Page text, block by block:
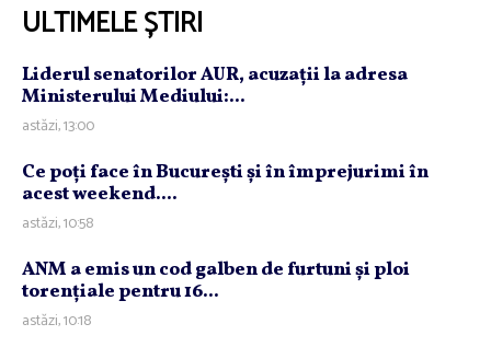
ULTIMELE ȘTIRI
Liderul senatorilor AUR, acuzaţii la adresa
Ministerului Mediului:...
astăzi, 13:00
Ce poţi face în Bucureşti şi în împrejurimi în
acest weekend....
astăzi, 10:58
ANM a emis un cod galben de furtuni şi ploi
torenţiale pentru 16...
astăzi, 10:18